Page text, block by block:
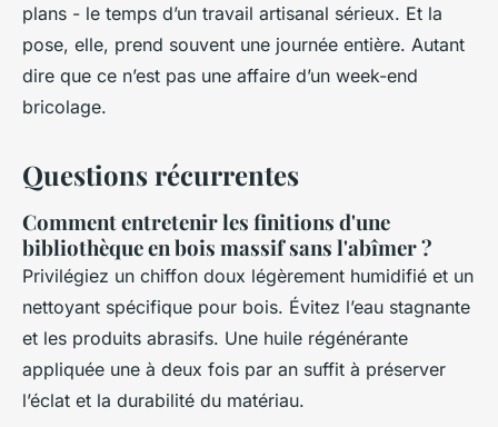
plans - le temps d’un travail artisanal sérieux. Et la
pose, elle, prend souvent une journée entière. Autant
dire que ce n’est pas une affaire d’un week-end
bricolage.
Questions récurrentes
Comment entretenir les finitions d'une
bibliothèque en bois massif sans l'abîmer ?
Privilégiez un chiffon doux légèrement humidifié et un
nettoyant spécifique pour bois. Évitez l’eau stagnante
et les produits abrasifs. Une huile régénérante
appliquée une à deux fois par an suffit à préserver
l’éclat et la durabilité du matériau.